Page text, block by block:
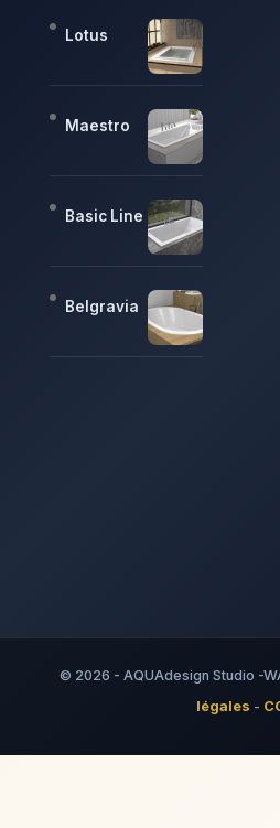
Lotus
Maestro
Basic Line
Belgravia
© 2026 - AQUAdesign Studio -
légales -